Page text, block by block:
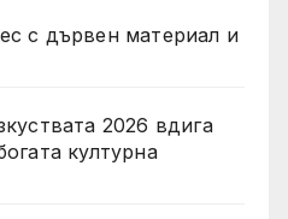
с дървен материал и
2026 вдига
културна